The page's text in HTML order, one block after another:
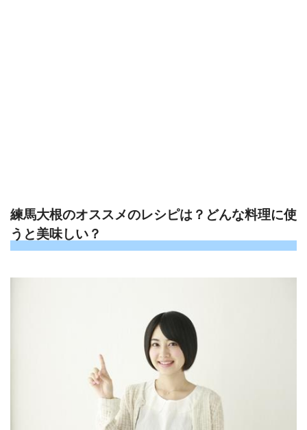
練馬大根のオススメのレシピは？どんな料理に使
うと美味しい？